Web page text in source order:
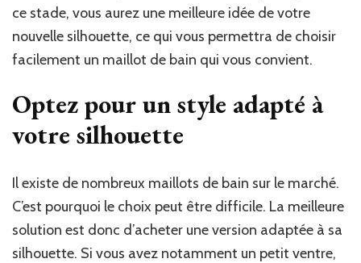
ce stade, vous aurez une meilleure idée de votre
nouvelle silhouette, ce qui vous permettra de choisir
facilement un maillot de bain qui vous convient.
Optez pour un style adapté à
votre silhouette
Il existe de nombreux maillots de bain sur le marché.
C’est pourquoi le choix peut être difficile. La meilleure
solution est donc d’acheter une version adaptée à sa
silhouette. Si vous avez notamment un petit ventre,